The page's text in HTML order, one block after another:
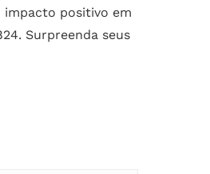
impacto positivo em
Surpreenda seus